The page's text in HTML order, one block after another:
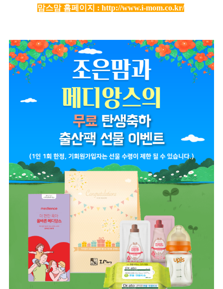
맘스맘 홈페이지 : http://www.i-mom.co.kr/